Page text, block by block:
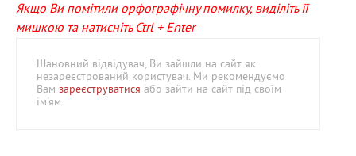
Якщо Ви помітили орфографічну помилку, виділіть її
мишкою та натисніть Ctrl + Enter
Шановний відвідувач, Ви зайшли на сайт як
незареєстрований користувач. Ми рекомендуємо
Вам зареєструватися або зайти на сайт під своїм
ім'ям.